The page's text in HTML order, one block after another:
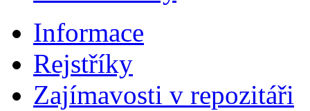
Informace
Rejstříky
Zajímavosti v repozitáři